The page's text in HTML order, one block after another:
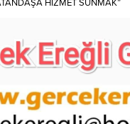
HİZMET SUNMAK”